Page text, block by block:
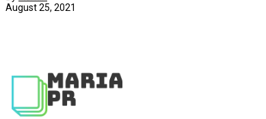
August 25, 2021